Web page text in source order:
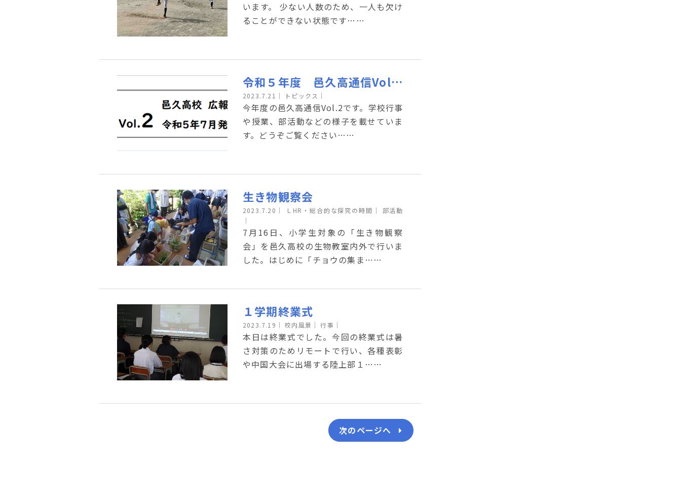
います。 少ない人数のため、一人も欠け
ることができない状態です……
令和５年度 邑久高通信Vol.2ができました
2023.7.21 ｜ トピックス｜
今年度の邑久高通信Vol.2です。学校行事
や授業、部活動などの様子を載せていま
す。どうぞご覧ください……
生き物観察会
2023.7.20 ｜ ＬHR・総合的な探究の時間｜ 部活動
｜
7月16日、小学生対象の「生き物観察
会」を邑久高校の生物教室内外で行いま
した。はじめに「チョウの集ま……
１学期終業式
2023.7.19 ｜校内風景｜行事｜
本日は終業式でした。今回の終業式は暑
さ対策のためリモートで行い、各種表彰
や中国大会に出場する陸上部１……
次のページへ